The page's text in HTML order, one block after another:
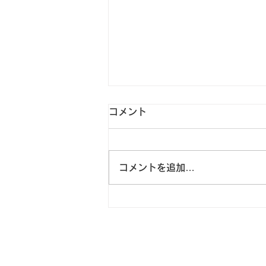
新コンテンツ追加情報
コメント
コメントを追加…